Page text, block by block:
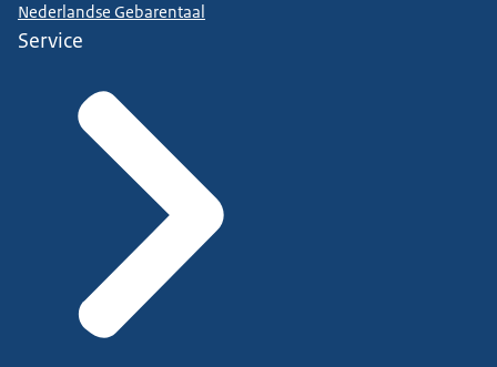
Nederlandse Gebarentaal
Service